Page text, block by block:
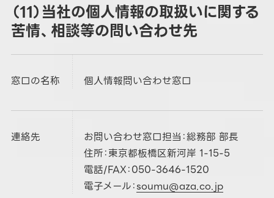
（11）当社の個人情報の取扱いに関する
苦情、相談等の問い合わせ先
窓口の名称 個人情報問い合わせ窓口
連絡先
お問い合わせ窓口担当：総務部 部長
住所：東京都板橋区新河岸 1-15-5
電話/FAX：050-3646-1520
電子メール：soumu@aza.co.jp